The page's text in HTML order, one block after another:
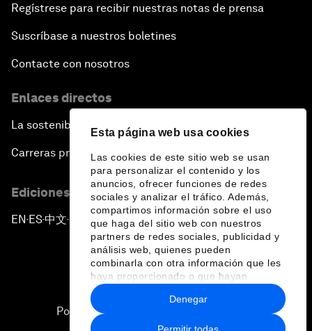
Esta página web usa cookies
Las cookies de este sitio web se usan
para personalizar el contenido y los
anuncios, ofrecer funciones de redes
sociales y analizar el tráfico. Además,
compartimos información sobre el uso
que haga del sitio web con nuestros
partners de redes sociales, publicidad y
análisis web, quienes pueden
combinarla con otra información que les
haya proporcionado o que hayan
recopilado a partir del uso que haya
hecho de sus servicios.
Permitir todas
Denegar
Regístrese para recibir nuestras notas de prensa
Suscríbase a nuestros boletines
Contacte con nosotros
Enlaces directos
La sostenibilidad en el Foro
Carreras profesionales
Ediciones en otros idiomas
EN ▪ES▪中文▪ 日本語
Política de privacidad y normas de uso